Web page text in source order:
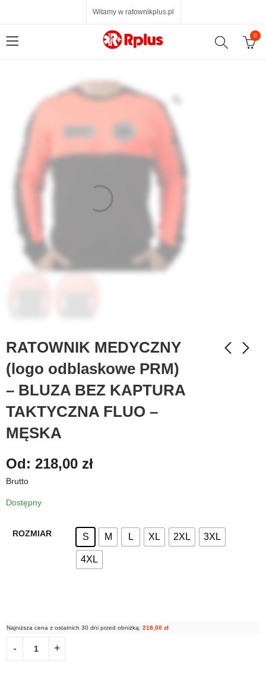
Witamy w ratownikplus.pl
0
RATOWNIK MEDYCZNY
(logo odblaskowe PRM)
– BLUZA BEZ KAPTURA
TAKTYCZNA FLUO –
MĘSKA
Od: 218,00 zł
Brutto
Dostępny
ROZMIAR S M L XL 2XL 3XL
4XL
Najniższa cena z ostatnich 30 dni przed obniżką: 218,00 zł